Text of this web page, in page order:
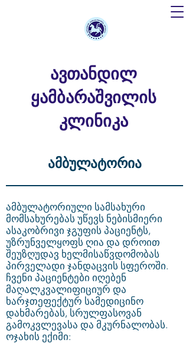
ავთანდილ
ყამბარაშვილის
კლინიკა
ამბულატორია
ამბულატორიული სამსახური
მომსახურებას უწევს ნებისმიერი
ასაკობრივი ჯგუფის პაციენტს,
უზრუნველყოფს ღია და დროით
შეუზღუდავ ხელმისაწვდომობას
პირველადი ჯანდაცვის სფეროში.
ჩვენი პაციენტები იღებენ
მაღალკვალიფიციურ და
ხარჯთეფექტურ სამედიცინო
დახმარებას, სრულფასოვან
გამოკვლევასა და მკურნალობას.
ოჯახის ექიმი: